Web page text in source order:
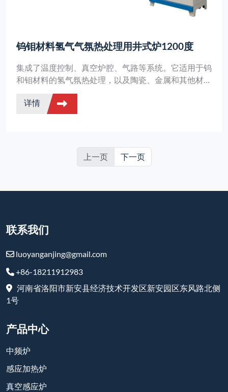
钨钼材料氢气气氛热处理用井式炉1200度
集成了温度控制、真空炉腔、气路等系统。它适用于钨
和钼材料的氢气氛热处理，以及陶瓷、金属和其他材料
的烧结和熔化。
详情
上一页 下一页
联系我们
luoyanganjing@gmail.com
+86-18211912983
河南省洛阳市新安县经济技术开发区新安园区东风路北侧
1号
产品中心
中频炉
感应加热炉
真空感应炉